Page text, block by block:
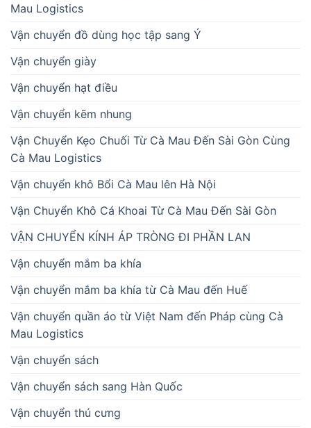
Mau Logistics
Vận chuyển đồ dùng học tập sang Ý
Vận chuyển giày
Vận chuyển hạt điều
Vận chuyển kẽm nhung
Vận Chuyển Kẹo Chuối Từ Cà Mau Đến Sài Gòn Cùng
Cà Mau Logistics
Vận chuyển khô Bổi Cà Mau lên Hà Nội
Vận Chuyển Khô Cá Khoai Từ Cà Mau Đến Sài Gòn
VẬN CHUYỂN KÍNH ÁP TRÒNG ĐI PHẦN LAN
Vận chuyển mắm ba khía
Vận chuyển mắm ba khía từ Cà Mau đến Huế
Vận chuyển quần áo từ Việt Nam đến Pháp cùng Cà
Mau Logistics
Vận chuyển sách
Vận chuyển sách sang Hàn Quốc
Vận chuyển thú cưng